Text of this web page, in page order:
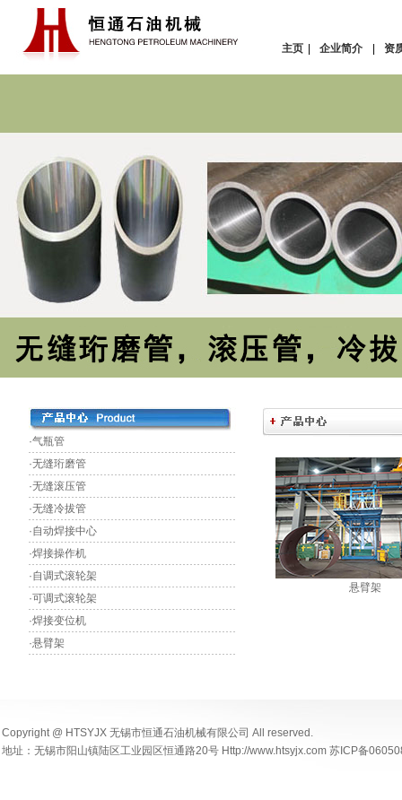
主页 企业简介 资
·气瓶管
·无缝珩磨管
·无缝滚压管
·无缝冷拔管
·自动焊接中心
·焊接操作机
·自调式滚轮架
·可调式滚轮架
·焊接变位机
·悬臂架
悬臂架
Copyright @ HTSYJX 无锡市恒通石油机械有限公司 All reserved.
地址：无锡市阳山镇陆区工业园区恒通路20号 Http://www.htsyjx.com 苏ICP备